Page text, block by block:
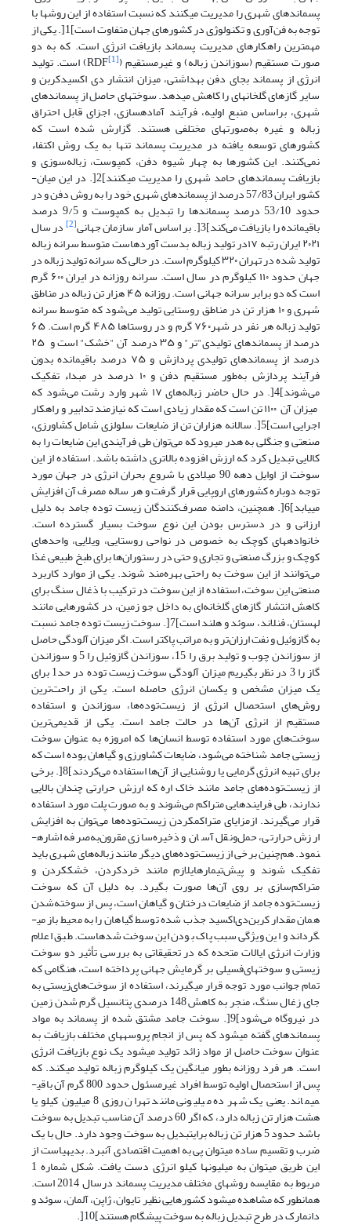
پسماندهای شهری را مدیریت می­کنند که نسبت استفاده از این روش­ها با
توجه به فن‌آوری و تکنولوژی در کشورهای جهان متفاوت است]1[. یکی از
مهمترین راهکارهای مدیریت پسماند بازیافت انرژی است. که به دو
صورت مستقیم (سوزاندن زباله) و غیرمستقیم ([1] RDF) است. تولید
انرژی از پسماند بجای دفن بهداشتی، میزان انتشار دی اکسید­کربن و
سایر گازهای ­گلخانه­ای را کاهش می­دهد. سوخت­های حاصل از پسماندهای
شهری، براساس منبع اولیه، فرآیند آماده­سازی، اجزای قابل احتراق
زباله و غیره به‌صورت­های مختلفی هستند. گزارش­ شده ­است که
کشورهای توسعه یافته در مدیریت پسماند تنها به یک روش اکتفاء
نمی‌کنند. این کشورها به چهار شیوه دفن، کمپوست، زباله‌سوزی و
بازیافت پسماندهای حامد شهری را مدیریت می­کنند]2[. در­ این میان­
کشور ایران 57/83 درصد از پسماندهای شهری خود را به روش دفن و در
حدود 53/10 درصد پسماندها را تبدیل به کمپوست و 9/5 درصد
باقیمانده را بازیافت می‌کند]3[. بر اساس آمار سازمان جهانی [2] در سال
۲۰۲۱ ایران رتبه ۱۷در تولید زباله بدست آورده­است متوسط سرانه زباله
تولید شده در تهران ۳۲۰ کیلوگرم است. در حالی که سرانه تولید زباله در
جهان حدود ۱۱۰ کیلوگرم در سال است. سرانه روزانه در ایران ۶۰۰ گرم
است که دو برابر سرانه جهانی است. روزانه ۴۵ هزار تن زباله در مناطق
شهری و ۱۰ هزار تن در مناطق روستایی تولید می‌شود که متوسط سرانه
تولید زباله هر نفر در شهر۷۶۰ گرم و در روستاها ۴۸۵ گرم است. ۶۵
درصد از پسماندهای تولیدی"تر" و ۳۵ درصد آن "خشک" است و ۲۵
درصد از پسماندهای تولیدی پردازش و ۷۵ درصد باقیمانده بدون
فرآیند پردازش به‌طور مستقیم دفن و ۱۰ درصد در مبداء تفکیک
می‌شوند]4[. در حال حاضر زباله‌های ۱۷ شهر وارد رشت می‌شود که
میزان آن ۱۱۰۰ تن است که مقدار زیادی است که نیازمند تدابیر و راهکار
اجرایی است]5[. سالانه هزاران تن از ضایعات سلولزی شامل کشاورزی،
صنعتی و جنگلی به هدر می­رود که می‌توان طی فرآیندی این ضایعات را به
کالایی تبدیل کرد که ارزش افزوده بالاتری داشته باشد. استفاده از این
سوخت از اوایل دهه 90 میلادی با شروع بحران انرژی در جهان مورد
توجه دوباره کشورهای اروپایی قرار گرفت و هر ساله مصرف آن افزایش
می­یابد]6[. همچنین، دامنه مصرف‌کنندگان زیست توده جامد به دلیل
ارزانی و در دسترس بودن این نوع سوخت بسیار گسترده است.
خانواده­های کوچک به خصوص در نواحی روستایی، ویلایی، واحدهای
کوچک و بزرگ صنعتی و تجاری و حتی در رستوران‌ها برای طبخ طبیعی غذا
می‌توانند از این سوخت به راحتی بهره‌مند شوند. یکی از موارد کاربرد
صنعتی این سوخت، استفاده از این سوخت در ترکیب با ذغال سنگ برای
کاهش انتشار گازهای گلخانه‌ای به داخل جو زمین، در کشورهایی مانند
لهستان، فنلاند، سوئد و هلند است]7[. سوخت زیست توده جامد نسبت
به گازوئیل و نفت ارزان‌تر و به مراتب پاک­تر است. اگر میزان آلودگی حاصل
از سوزاندن چوب و تولید برق را 15، سوزاندن گازوئیل را 5 و سوزاندن
گاز را 3 در نظر بگیریم میزان آلودگی سوخت زیست توده در حد1 برای
یک میزان مشخص و یکسان انرژی حاصله است. یکی از راحت‌ترین
روش‌های استحصال انرژی از زیست‌توده‌ها، سوزاندن و استفاده
مستقیم از انرژی آن‌ها در حالت جامد است. یکی از قدیمی‌ترین
سوخت‌های مورد استفاده توسط انسان‌ها که امروزه به عنوان سوخت
زیستی جامد شناخته می‌شود، ضایعات کشاورزی و گیاهان بوده است که
برای تهیه انرژی گرمایی یا روشنایی از آن‌ها استفاده می‌کردند]8[. برخی
از زیست‌توده‌های جامد مانند خاک اره که ارزش حرارتی چندان بالایی
ندارند، طی فرایندهایی متراکم می‌شوند و به صورت پلت مورد استفاده
قرار می‌گیرند. ازمزایای متراکم­کردن زیست‌توده‌ها می‌توان به افزایش
ارزش حرارتی، حمل‌ونقل آسان و ذخیره‌سازی مقرون‌به‌صرفه اشاره­
نمود. هم‌چنین برخی از زیست‌توده‌های دیگر مانند زباله‌های شهری باید
تفکیک شوند و پیش‌تیمارهای­لازم مانند خردکردن، خشک­کردن و
متراکم‌سازی بر روی آن‌ها صورت بگیرد. به دلیل آن که سوخت
زیست‌توده جامد از ضایعات درختان و گیاهان است، پس از سوخته‌شدن
همان مقدار کربن‌دی‌اکسید جذب شده توسط گیاهان را به محیط باز می­
گرداند و این ویژگی سبب پاک بودن این سوخت شده­است. طبق اعلام
وزارت انرژی ایالات متحده که در تحقیقاتی به بررسی تأثیر دو سوخت
زیستی و سوخت‎های‌فسیلی بر گرمایش جهانی پرداخته است، هنگامی که
تمام جوانب مورد توجه قرار می­گیرند، استفاده از سوخت‌های‌زیستی به
جای زغال سنگ، منجر به کاهش 148 درصدی پتانسیل گرم شدن زمین
در نیروگاه می‌شود]9[. سوخت جامد مشتق شده از پسماند به مواد
پسمانده­ای گفته می­شود که پس از انجام پروسه­های مختلف بازیافت به
عنوان سوخت حاصل از مواد زائد تولید می­شود یک نوع بازیافت انرژی
است. هر فرد روزانه بطور میانگین یک کیلوگرم زباله تولید می­کند. که
پس از استحصال اولیه توسط افراد غیرمسئول حدود 800 گرم آن باقی­
می­ماند. یعنی یک شهر ده میلیونی مانند تهران روزی 8 میلیون کیلو یا
هشت هزار تن زباله دارد، که اگر 60 درصد آن مناسب تبدیل به سوخت
­باشد حدود 5 هزار تن زباله برای­تبدیل به سوخت وجود دارد. حال با یک
ضرب و تقسیم ساده­ می­توان پی به اهمیت اقتصادی آن­برد. بدیهی­است از
این طریق می­توان به میلیون­ها کیلو انرژی دست یافت. شکل شماره 1
مربوط به مقایسه روش­های مختلف مدیریت پسماند درسال 2014 است.
همان­طور که مشاهده ­می­شود کشورهایی نظیر تایوان، ژاپن، آلمان، سوئد و
دانمارک در طرح تبدیل زباله به سوخت پیشگام هستند]10[.